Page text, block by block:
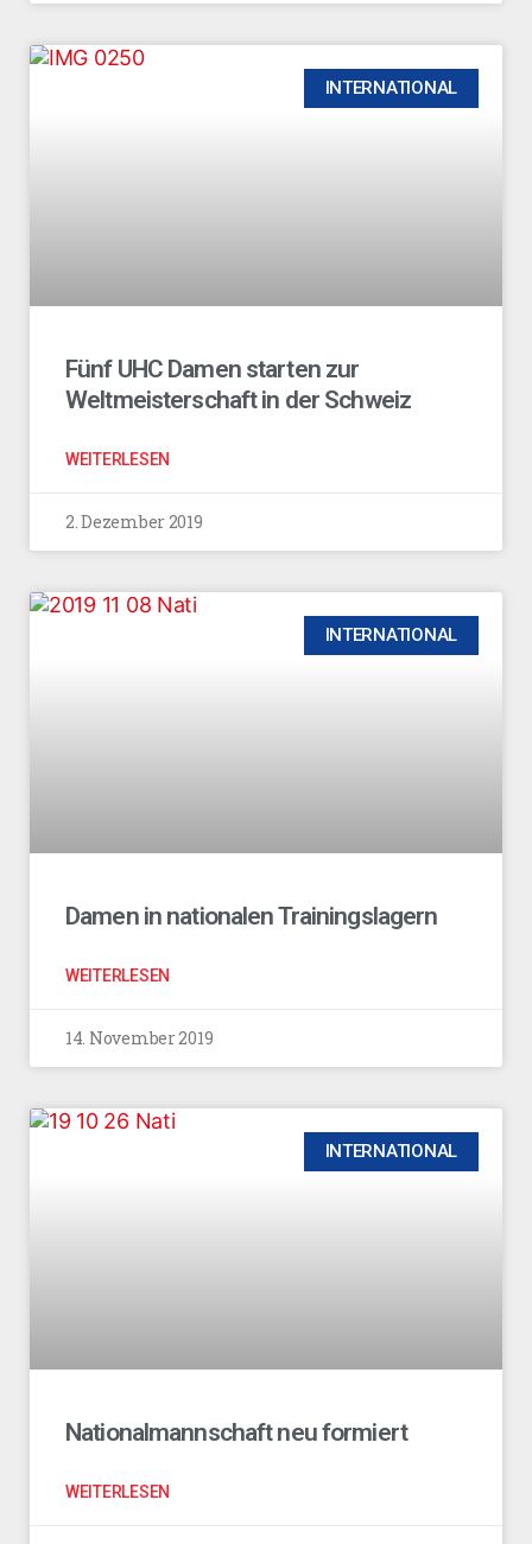
INTERNATIONAL
Fünf UHC Damen starten zur
Weltmeisterschaft in der Schweiz
WEITERLESEN
2. Dezember 2019
INTERNATIONAL
Damen in nationalen Trainingslagern
WEITERLESEN
14. November 2019
INTERNATIONAL
Nationalmannschaft neu formiert
WEITERLESEN